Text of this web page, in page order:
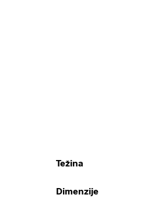
Težina
Dimenzije